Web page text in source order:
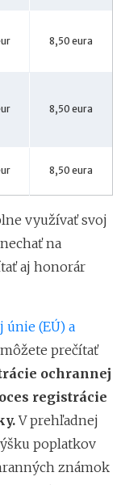
8,50 eura
8,50 eura
8,50 eura
využívať svoj
na
aj honorár
únie (EÚ) a
prečítať
ochrannej
registrácie
V prehľadnej
poplatkov
známok